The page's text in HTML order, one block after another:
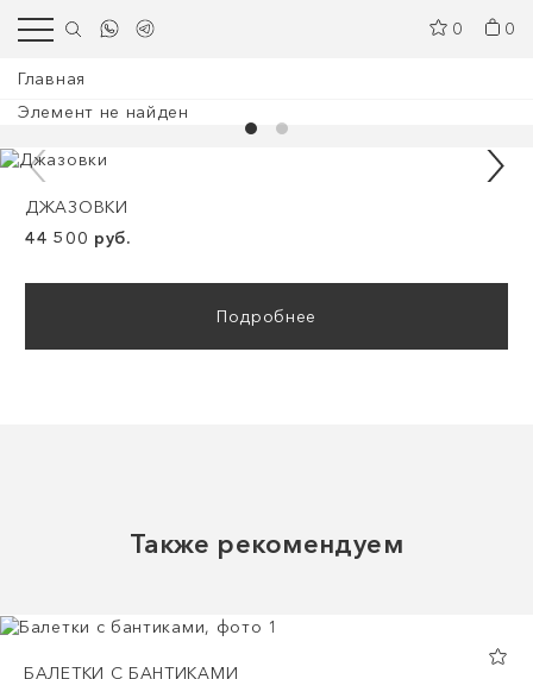
0 0
Главная
Элемент не найден
ДЖАЗОВКИ
44 500 руб.
Подробнее
Также рекомендуем
БАЛЕТКИ С БАНТИКАМИ